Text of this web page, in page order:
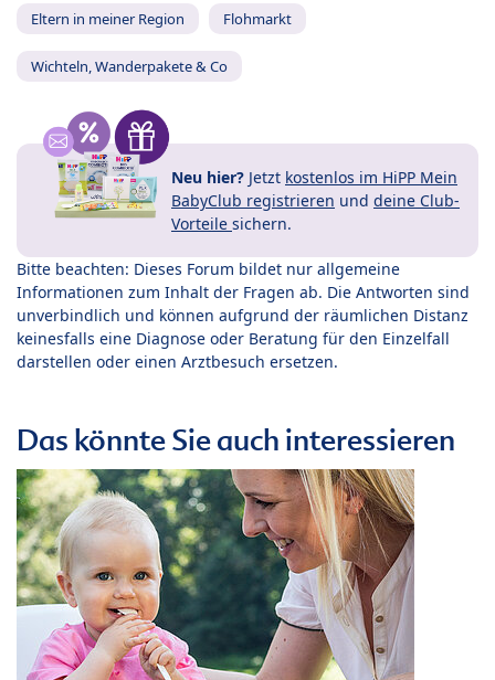
Eltern in meiner Region Flohmarkt
Wichteln, Wanderpakete & Co
Neu hier? Jetzt kostenlos im HiPP Mein
BabyClub registrieren und deine Club-
Vorteile sichern.
Bitte beachten: Dieses Forum bildet nur allgemeine
Informationen zum Inhalt der Fragen ab. Die Antworten sind
unverbindlich und können aufgrund der räumlichen Distanz
keinesfalls eine Diagnose oder Beratung für den Einzelfall
darstellen oder einen Arztbesuch ersetzen.
Das könnte Sie auch interessieren